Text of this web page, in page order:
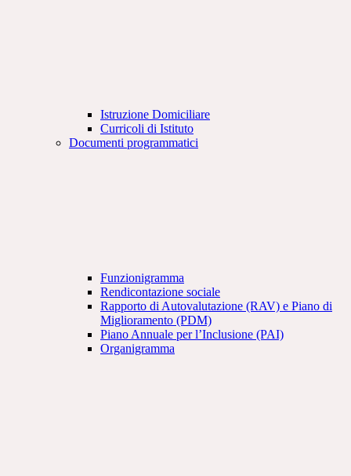
Istruzione Domiciliare
Curricoli di Istituto
Documenti programmatici
Funzionigramma
Rendicontazione sociale
Rapporto di Autovalutazione (RAV) e Piano di
Miglioramento (PDM)
Piano Annuale per l’Inclusione (PAI)
Organigramma